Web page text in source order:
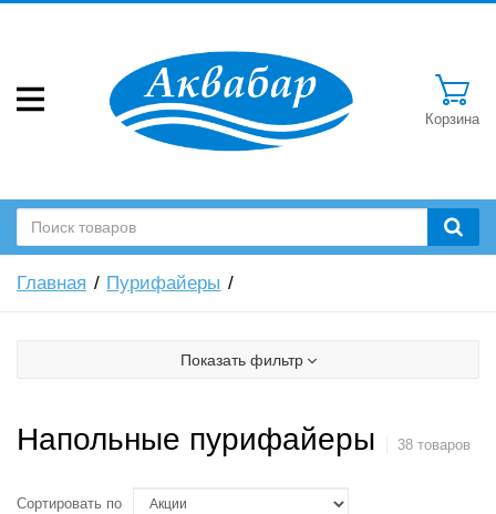
Корзина
Главная Пурифайеры
Показать фильтр
Напольные пурифайеры 38 товаров
Сортировать по